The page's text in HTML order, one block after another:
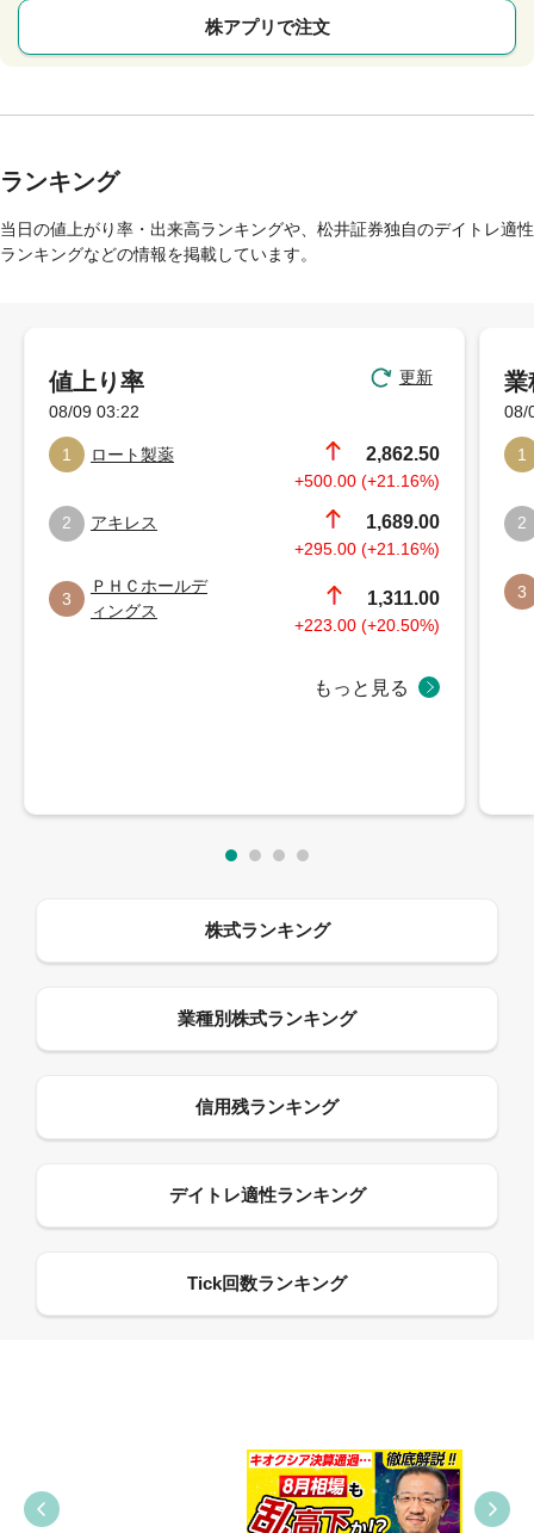
株アプリで注文
ランキング
当日の値上がり率・出来高ランキングや、松井証券独自のデイトレ適性
ランキングなどの情報を掲載しています。